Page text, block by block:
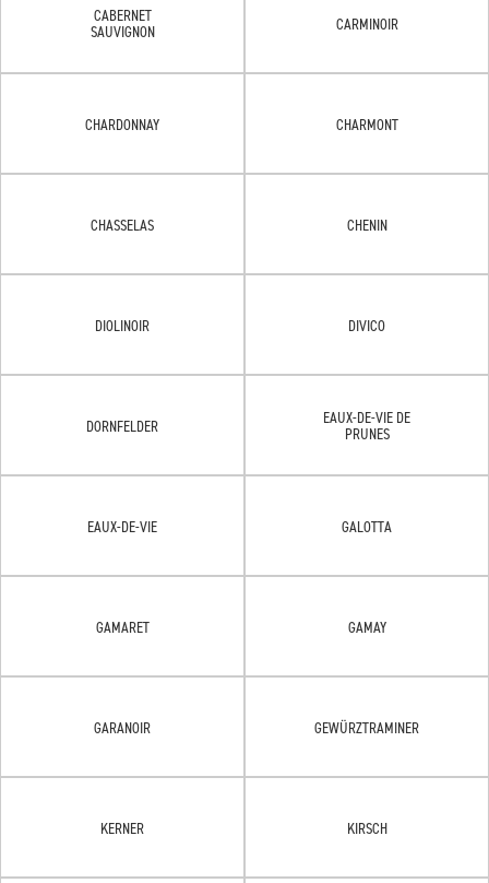
CABERNET
SAUVIGNON
CARMINOIR
CHARDONNAY CHARMONT
CHASSELAS CHENIN
DIOLINOIR DIVICO
DORNFELDER
EAUX-DE-VIE DE
PRUNES
EAUX-DE-VIE GALOTTA
GAMARET GAMAY
GARANOIR GEWÜRZTRAMINER
KERNER KIRSCH